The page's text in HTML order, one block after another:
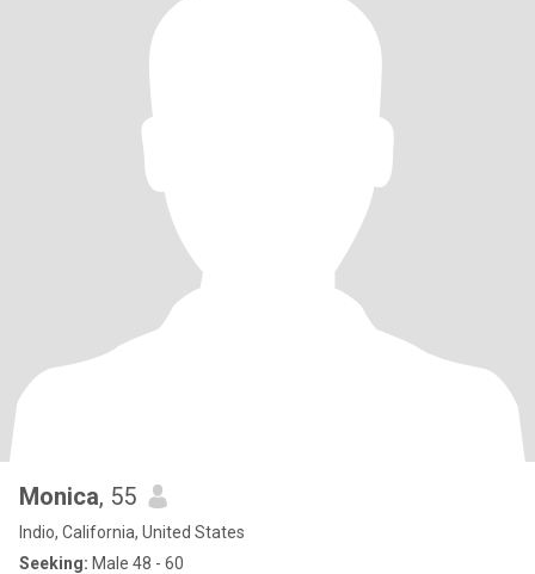
Monica, 55
Indio, California, United States
Seeking: Male 48 - 60